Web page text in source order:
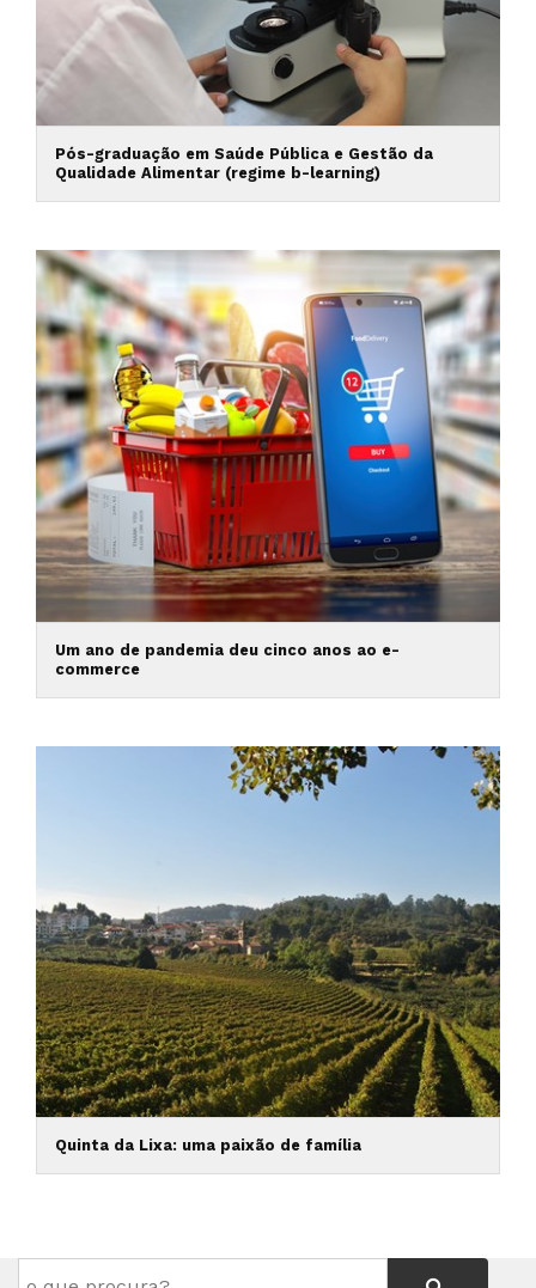
Pós-graduação em Saúde Pública e Gestão da
Qualidade Alimentar (regime b-learning)
Um ano de pandemia deu cinco anos ao e-
commerce
Quinta da Lixa: uma paixão de família